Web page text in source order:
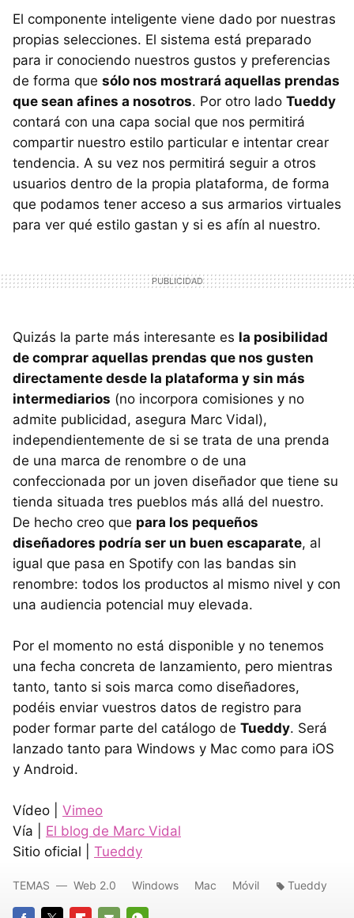
El componente inteligente viene dado por nuestras
propias selecciones. El sistema está preparado
para ir conociendo nuestros gustos y preferencias
de forma que sólo nos mostrará aquellas prendas
que sean afines a nosotros. Por otro lado Tueddy
contará con una capa social que nos permitirá
compartir nuestro estilo particular e intentar crear
tendencia. A su vez nos permitirá seguir a otros
usuarios dentro de la propia plataforma, de forma
que podamos tener acceso a sus armarios virtuales
para ver qué estilo gastan y si es afín al nuestro.
Quizás la parte más interesante es la posibilidad
de comprar aquellas prendas que nos gusten
directamente desde la plataforma y sin más
intermediarios (no incorpora comisiones y no
admite publicidad, asegura Marc Vidal),
independientemente de si se trata de una prenda
de una marca de renombre o de una
confeccionada por un joven diseñador que tiene su
tienda situada tres pueblos más allá del nuestro.
De hecho creo que para los pequeños
diseñadores podría ser un buen escaparate, al
igual que pasa en Spotify con las bandas sin
renombre: todos los productos al mismo nivel y con
una audiencia potencial muy elevada.
Por el momento no está disponible y no tenemos
una fecha concreta de lanzamiento, pero mientras
tanto, tanto si sois marca como diseñadores,
podéis enviar vuestros datos de registro para
poder formar parte del catálogo de Tueddy. Será
lanzado tanto para Windows y Mac como para iOS
y Android.
Vídeo | Vimeo
Vía | El blog de Marc Vidal
Sitio oficial | Tueddy
TEMAS Web 2.0 Windows Mac Móvil Tueddy